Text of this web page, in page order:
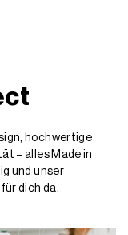
hochwertige
– alles Made in
und unser
dich da.